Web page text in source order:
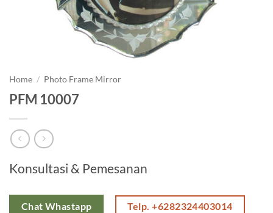
Home / Photo Frame Mirror
PFM 10007
Konsultasi & Pemesanan
Chat Whastapp Telp. +6282324403014